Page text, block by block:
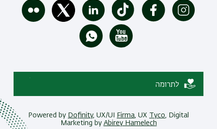
לתרומה
Powered by Dofinity, UX/UI Firma, UX Tyco, Digital
Marketing by Abirey Hamelech